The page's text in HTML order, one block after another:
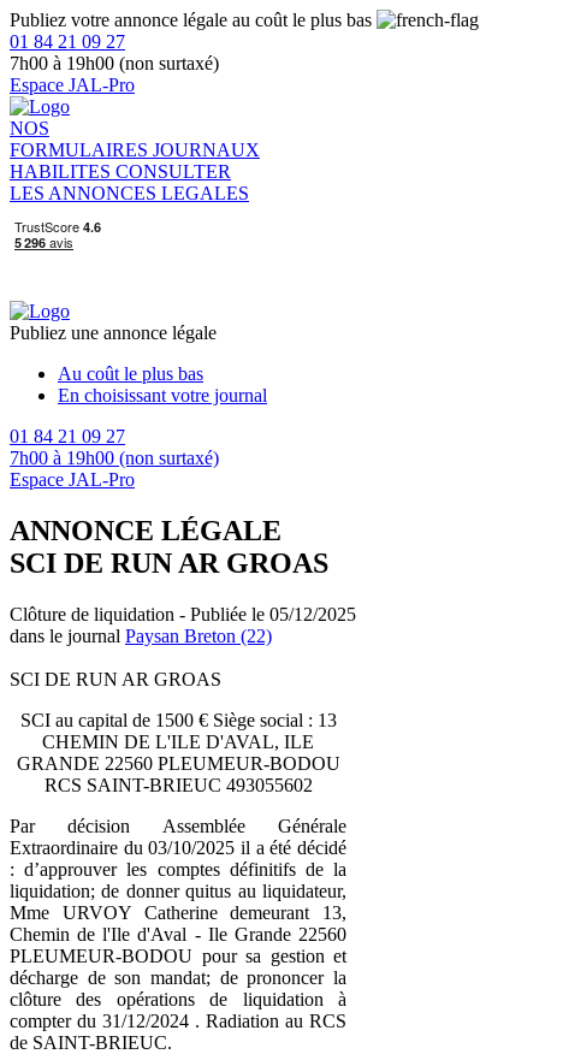
Publiez votre annonce légale au coût le plus bas
01 84 21 09 27
7h00 à 19h00 (non surtaxé)
Espace JAL-Pro
NOS
FORMULAIRES JOURNAUX
HABILITES CONSULTER
LES ANNONCES LEGALES
Publiez une annonce légale
Au coût le plus bas
En choisissant votre journal
01 84 21 09 27
7h00 à 19h00 (non surtaxé)
Espace JAL-Pro
ANNONCE LÉGALE
SCI DE RUN AR GROAS
Clôture de liquidation - Publiée le 05/12/2025
dans le journal Paysan Breton (22)
SCI DE RUN AR GROAS
SCI au capital de 1500 € Siège social : 13
CHEMIN DE L'ILE D'AVAL, ILE
GRANDE 22560 PLEUMEUR-BODOU
RCS SAINT-BRIEUC 493055602
Par décision Assemblée Générale
Extraordinaire du 03/10/2025 il a été décidé
: d’approuver les comptes définitifs de la
liquidation; de donner quitus au liquidateur,
Mme URVOY Catherine demeurant 13,
Chemin de l'Ile d'Aval - Ile Grande 22560
PLEUMEUR-BODOU pour sa gestion et
décharge de son mandat; de prononcer la
clôture des opérations de liquidation à
compter du 31/12/2024 . Radiation au RCS
de SAINT-BRIEUC.